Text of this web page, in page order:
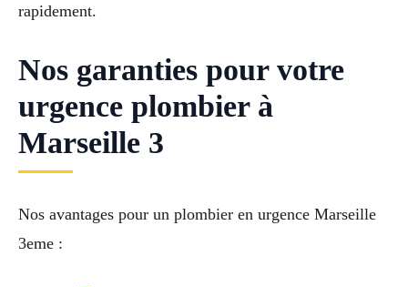
rapidement.
Nos garanties pour votre
urgence plombier à
Marseille 3
Nos avantages pour un plombier en urgence Marseille
3eme :